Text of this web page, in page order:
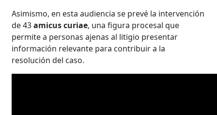
Asimismo, en esta audiencia se prevé la intervención
de 43amicus curiae, una figura procesal que
permite a personas ajenas al litigio presentar
información relevante para contribuir a la
resolución del caso.